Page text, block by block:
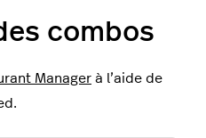
combos
Manager à l’aide de